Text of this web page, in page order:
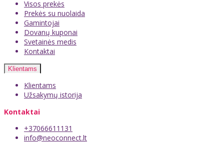
Visos prekės
Prekės su nuolaida
Gamintojai
Dovanų kuponai
Svetainės medis
Kontaktai
Klientams
Klientams
Užsakymų istorija
Kontaktai
+37066611131
info@neoconnect.lt